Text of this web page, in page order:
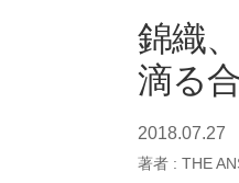
錦織
滴る
2018.07.27
著者 : THE